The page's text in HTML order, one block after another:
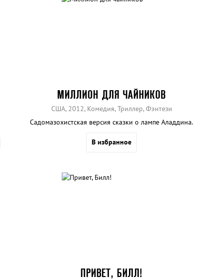
МИЛЛИОН ДЛЯ ЧАЙНИКОВ
США, 2012, Комедия, Триллер, Фэнтези
Садомазохистская версия сказки о лампе Аладдина.
В избранное
ПРИВЕТ, БИЛЛ!